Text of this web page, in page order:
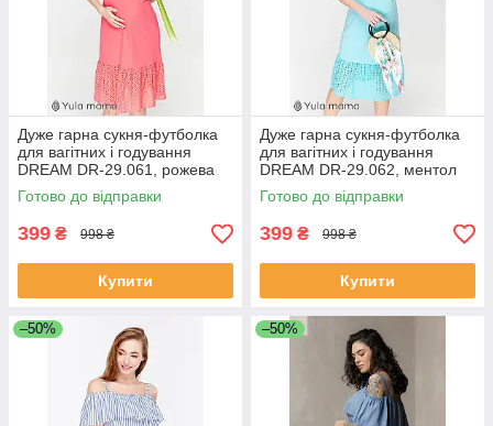
Дуже гарна сукня-футболка
для вагітних і годування
DREAM DR-29.061, рожева
Готово до відправки
399 ₴ 998 ₴
Купити
Дуже гарна сукня-футболка
для вагітних і годування
DREAM DR-29.062, ментол
Готово до відправки
399 ₴ 998 ₴
Купити
–50% –50%